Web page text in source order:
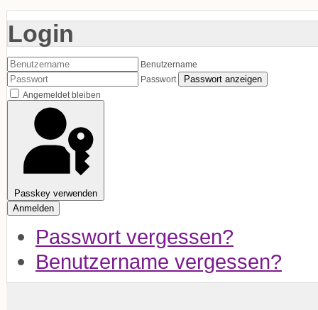
Login
Benutzername
Passwort
Passwort anzeigen
Angemeldet bleiben
Passkey verwenden
Anmelden
Passwort vergessen?
Benutzername vergessen?